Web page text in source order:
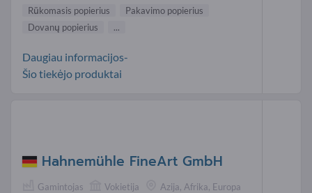
Rūkomasis popierius
Pakavimo popierius
Dovanų popierius
...
Daugiau informacijos-
Šio tiekėjo produktai
Hahnemühle FineArt GmbH
Gamintojas Vokietija Azija, Afrika, Europa